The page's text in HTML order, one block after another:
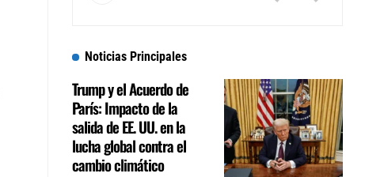
Noticias Principales
Trump y el Acuerdo de
París: Impacto de la
salida de EE. UU. en la
lucha global contra el
cambio climático